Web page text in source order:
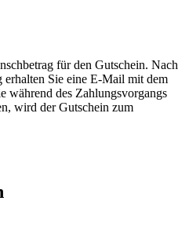
für den Gutschein. Nach
Sie eine E-Mail mit dem
während des Zahlungsvorgangs
wird der Gutschein zum